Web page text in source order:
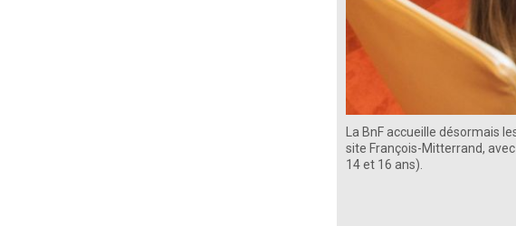
La BnF accueille désormais
site François-Mitterrand, avec
14 et 16 ans).